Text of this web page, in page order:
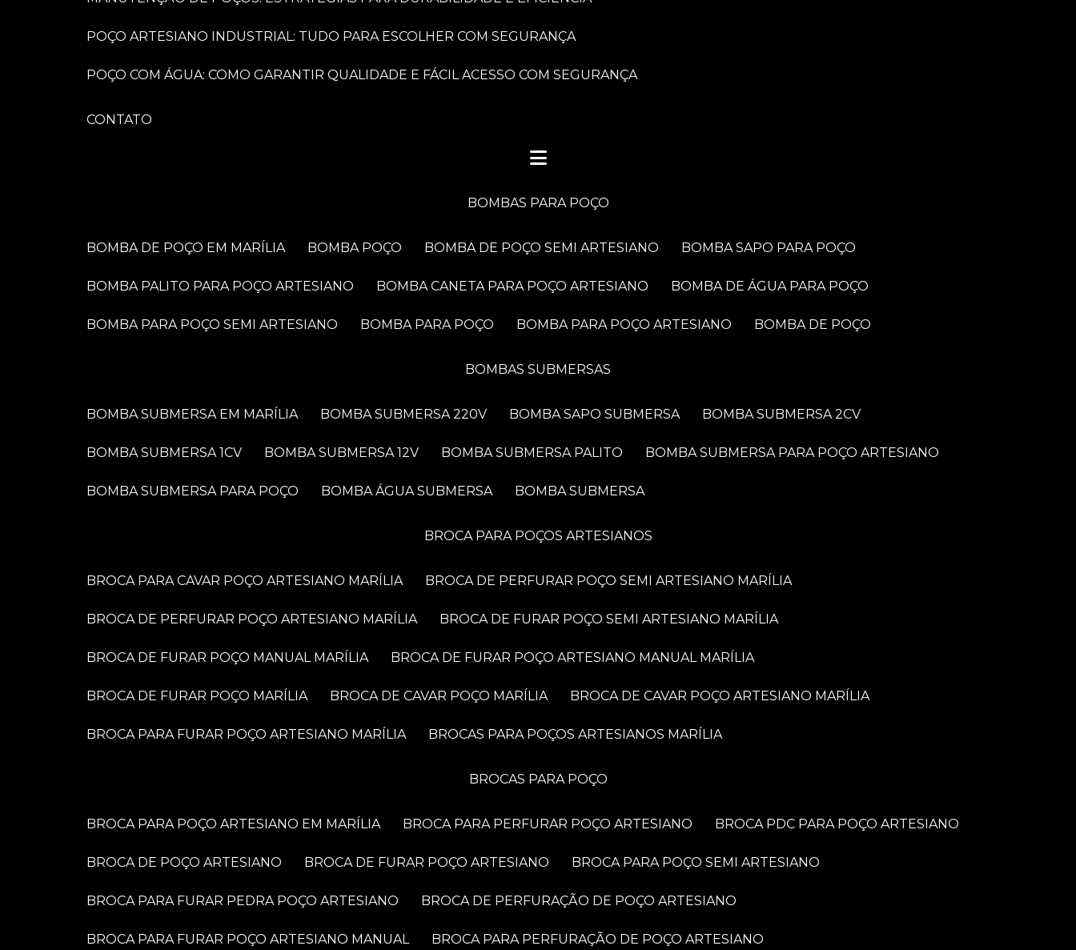
POÇO ARTESIANO INDUSTRIAL: TUDO PARA ESCOLHER COM SEGURANÇA
POÇO COM ÁGUA: COMO GARANTIR QUALIDADE E FÁCIL ACESSO COM SEGURANÇA
CONTATO
BOMBAS PARA POÇO
BOMBA DE POÇO EM MARÍLIA BOMBA POÇO BOMBA DE POÇO SEMI ARTESIANO BOMBA SAPO PARA POÇO
BOMBA PALITO PARA POÇO ARTESIANO BOMBA CANETA PARA POÇO ARTESIANO BOMBA DE ÁGUA PARA POÇO
BOMBA PARA POÇO SEMI ARTESIANO BOMBA PARA POÇO BOMBA PARA POÇO ARTESIANO BOMBA DE POÇO
BOMBAS SUBMERSAS
BOMBA SUBMERSA EM MARÍLIA BOMBA SUBMERSA 220V BOMBA SAPO SUBMERSA BOMBA SUBMERSA 2CV
BOMBA SUBMERSA 1CV BOMBA SUBMERSA 12V BOMBA SUBMERSA PALITO BOMBA SUBMERSA PARA POÇO ARTESIANO
BOMBA SUBMERSA PARA POÇO BOMBA ÁGUA SUBMERSA BOMBA SUBMERSA
BROCA PARA POÇOS ARTESIANOS
BROCA PARA CAVAR POÇO ARTESIANO MARÍLIA BROCA DE PERFURAR POÇO SEMI ARTESIANO MARÍLIA
BROCA DE PERFURAR POÇO ARTESIANO MARÍLIA BROCA DE FURAR POÇO SEMI ARTESIANO MARÍLIA
BROCA DE FURAR POÇO MANUAL MARÍLIA BROCA DE FURAR POÇO ARTESIANO MANUAL MARÍLIA
BROCA DE FURAR POÇO MARÍLIA BROCA DE CAVAR POÇO MARÍLIA BROCA DE CAVAR POÇO ARTESIANO MARÍLIA
BROCA PARA FURAR POÇO ARTESIANO MARÍLIA BROCAS PARA POÇOS ARTESIANOS MARÍLIA
BROCAS PARA POÇO
BROCA PARA POÇO ARTESIANO EM MARÍLIA BROCA PARA PERFURAR POÇO ARTESIANO BROCA PDC PARA POÇO ARTESIANO
BROCA DE POÇO ARTESIANO BROCA DE FURAR POÇO ARTESIANO BROCA PARA POÇO SEMI ARTESIANO
BROCA PARA FURAR PEDRA POÇO ARTESIANO BROCA DE PERFURAÇÃO DE POÇO ARTESIANO
BROCA PARA FURAR POÇO ARTESIANO MANUAL BROCA PARA PERFURAÇÃO DE POÇO ARTESIANO